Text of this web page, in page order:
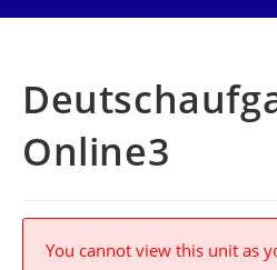
Online3
You cannot view this unit as